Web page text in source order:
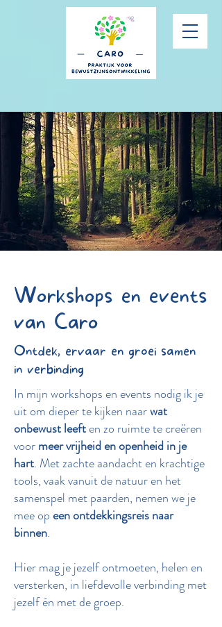
Workshops en events
van Caro
Ontdek, ervaar en groei samen
in verbinding
In mijn workshops en events nodig ik je
uit om dieper te kijken naarwat
onbewust leeften zo ruimte te creëren
voormeer vrijheid en openheid in je
hart. Met zachte aandacht en krachtige
tools, vaak vanuit de natuur en het
samenspel met paarden, nemen we je
mee opeen ontdekkingsreis naar
binnen.
Hier mag je jezelf ontmoeten, helen en
versterken, in liefdevolle verbinding met
jezelf én met de groep.